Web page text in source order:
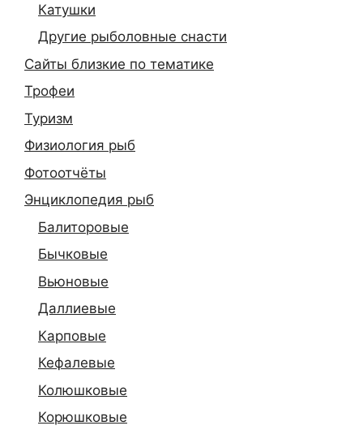
Катушки
Другие рыболовные снасти
Сайты близкие по тематике
Трофеи
Туризм
Физиология рыб
Фотоотчёты
Энциклопедия рыб
Балиторовые
Бычковые
Вьюновые
Даллиевые
Карповые
Кефалевые
Колюшковые
Корюшковые